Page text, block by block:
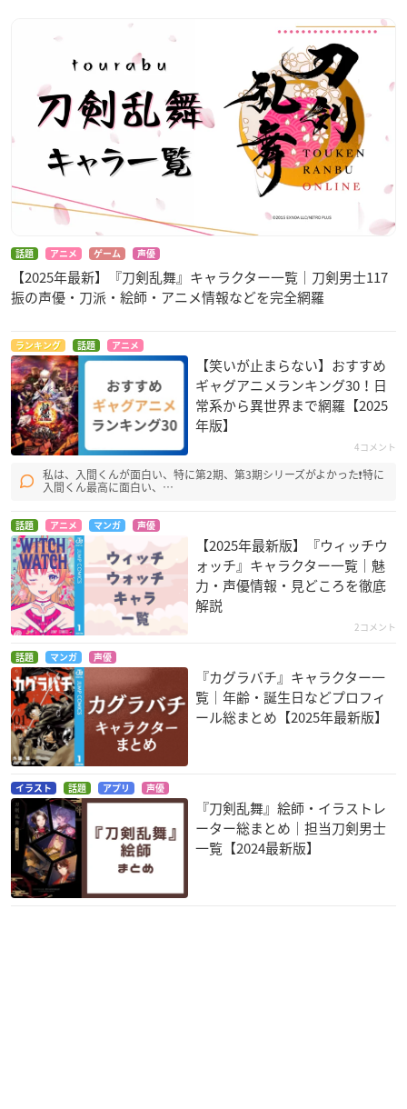
話題 アニメ ゲーム 声優
【2025年最新】『刀剣乱舞』キャラクター一覧｜刀剣男士117
振の声優・刀派・絵師・アニメ情報などを完全網羅
ランキング 話題 アニメ
【笑いが止まらない】おすすめ
ギャグアニメランキング30！日
常系から異世界まで網羅【2025
年版】
4コメント
私は、入間くんが面白い、特に第2期、第3期シリーズがよかった❗特に
入間くん最高に面白い、…
話題 アニメ マンガ 声優
【2025年最新版】『ウィッチウ
ォッチ』キャラクター一覧｜魅
力・声優情報・見どころを徹底
解説
2コメント
話題 マンガ 声優
『カグラバチ』キャラクター一
覧｜年齢・誕生日などプロフィ
ール総まとめ【2025年最新版】
イラスト 話題 アプリ 声優
『刀剣乱舞』絵師・イラストレ
ーター総まとめ｜担当刀剣男士
一覧【2024最新版】